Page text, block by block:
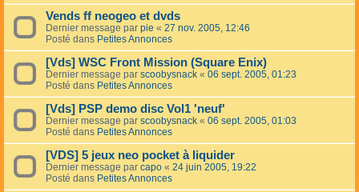
Vends ff neogeo et dvds
Dernier message par pie « 27 nov. 2005, 12:46
Posté dans Petites Annonces
[Vds] WSC Front Mission (Square Enix)
Dernier message par scoobysnack « 06 sept. 2005, 01:23
Posté dans Petites Annonces
[Vds] PSP demo disc Vol1 'neuf'
Dernier message par scoobysnack « 06 sept. 2005, 01:03
Posté dans Petites Annonces
[VDS] 5 jeux neo pocket à liquider
Dernier message par capo « 24 juin 2005, 19:22
Posté dans Petites Annonces